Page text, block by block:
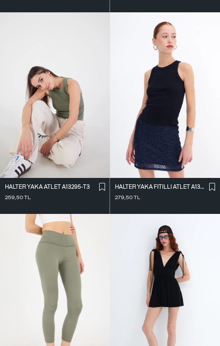
HALTER YAKA ATLET A13295-T3
259,50TL
HALTER YAKA FITILLI ATLET A13294-L7
279,50TL